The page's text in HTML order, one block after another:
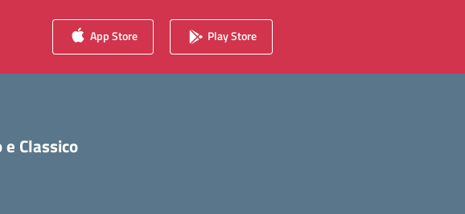
App Store Play Store
Classico